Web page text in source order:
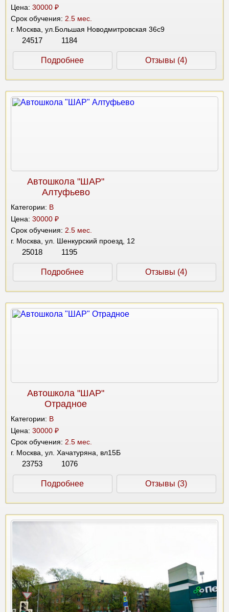
Цена: 30000 ₽
Срок обучения: 2.5 мес.
г. Москва, ул.Большая Новодмитровская 36с9
24517 1184
Подробнее Отзывы (4)
Автошкола "ШАР"
Алтуфьево
Категории: B
Цена: 30000 ₽
Срок обучения: 2.5 мес.
г. Москва, ул. Шенкурский проезд, 12
25018 1195
Подробнее Отзывы (4)
Автошкола "ШАР"
Отрадное
Категории: B
Цена: 30000 ₽
Срок обучения: 2.5 мес.
г. Москва, ул. Хачатуряна, вл15Б
23753 1076
Подробнее Отзывы (3)